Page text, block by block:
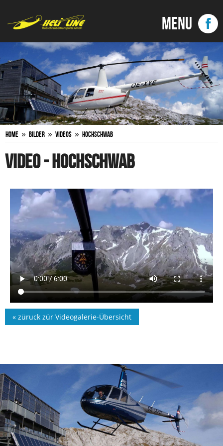
Home » Bilder » Videos » Hochschwab
VIDEO - HOCHSCHWAB
« züruck zür Videogalerie-Übersicht